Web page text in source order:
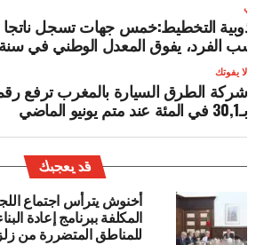
التخطيط:خمس جهات تسجل ناتجا
الفرد، يفوق المعدل الوطني في سنة 2022
لا يفوتك
شركة الطرق السيارة بالمغرب ترفع رقم
بـ30,1 في المئة عند متم يونيو الماضي
قد يعجبك
أخنوش يترأس اجتماع
المكلفة ببرنامج إعادة
للمناطق المتضررة من